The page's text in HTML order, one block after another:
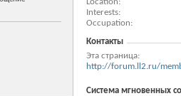
Interests
Occupation
Контакты
Эта страница
http://forum.ll2.ru/
Система мгновенных